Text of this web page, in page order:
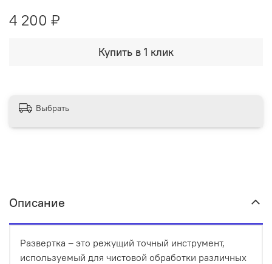
4 200 ₽
Купить в 1 клик
Выбрать
Описание
Развертка – это режущий точный инструмент,
используемый для чистовой обработки различных